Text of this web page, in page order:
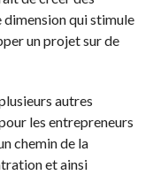
qui stimule
un projet sur de
autres
les entrepreneurs
chemin de la
et ainsi